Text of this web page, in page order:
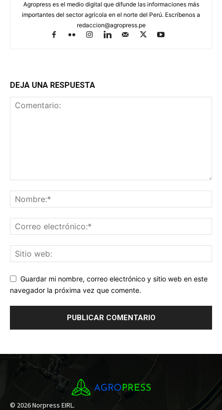
Agropress es el medio digital que difunde las informaciones más
importantes del sector agrícola en el norte del Perú. Escríbenos a
redaccion@agropress.pe
DEJA UNA RESPUESTA
Guardar mi nombre, correo electrónico y sitio web en este
navegador la próxima vez que comente.
© 2026 Norpress EIRL.